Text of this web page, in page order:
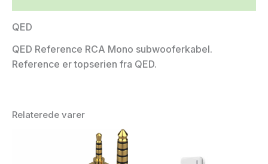
QED
QED Reference RCA Mono subwooferkabel.
Reference er topserien fra QED.
Relaterede varer